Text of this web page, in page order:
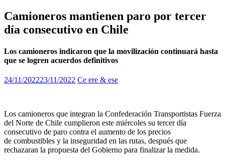
Camioneros mantienen paro por tercer
día consecutivo en Chile
Los camioneros indicaron que la movilización continuará hasta
que se logren acuerdos definitivos
24/11/202223/11/2022 Ce ere & ese
Los camioneros que integran la Confederación Transportistas Fuerza
del Norte de Chile cumplieron este miércoles su tercer día
consecutivo de paro contra el aumento de los precios
de combustibles y la inseguridad en las rutas, después que
rechazaran la propuesta del Gobierno para finalizar la medida.